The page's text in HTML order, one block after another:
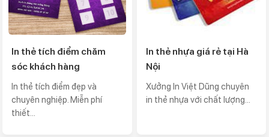
In thẻ tích điểm chăm
sóc khách hàng
In thẻ tích điểm đẹp và
chuyên nghiệp. Miễn phí
thiết...
In thẻ nhựa giá rẻ tại Hà
Nội
Xưởng In Việt Dũng chuyên
in thẻ nhựa với chất lượng...